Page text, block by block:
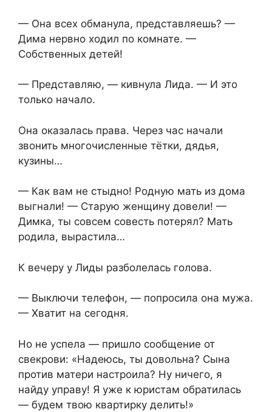
— Она всех обманула, представляешь? —
Дима нервно ходил по комнате. —
Собственных детей!
— Представляю, — кивнула Лида. — И это
только начало.
Она оказалась права. Через час начали
звонить многочисленные тётки, дядья,
кузины…
— Как вам не стыдно! Родную мать из дома
выгнали! — Старую женщину довели! —
Димка, ты совсем совесть потерял? Мать
родила, вырастила…
К вечеру у Лиды разболелась голова.
— Выключи телефон, — попросила она мужа.
— Хватит на сегодня.
Но не успела — пришло сообщение от
свекрови: «Надеюсь, ты довольна? Сына
против матери настроила? Ну ничего, я
найду управу! Я уже к юристам обратилась
— будем твою квартирку делить!»